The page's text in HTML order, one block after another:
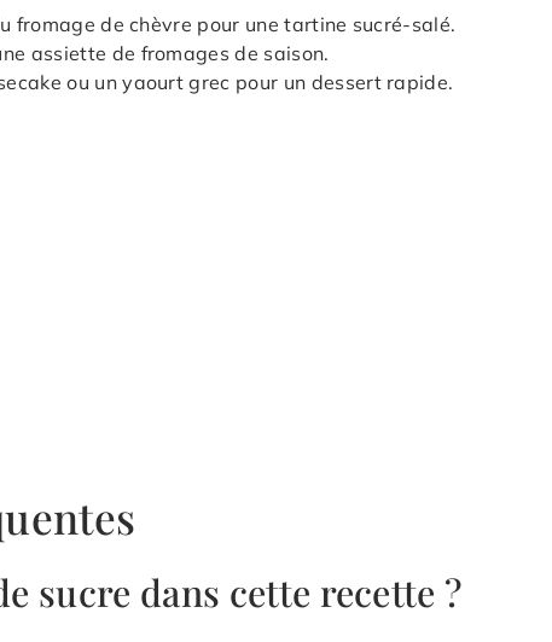
fromage de chèvre pour une tartine sucré-salé.
assiette de fromages de saison.
ou un yaourt grec pour un dessert rapide.
sucre dans cette recette ?